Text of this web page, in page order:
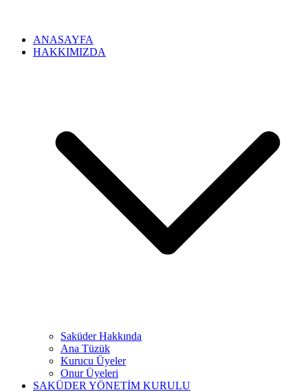
ANASAYFA
HAKKIMIZDA
Saküder Hakkında
Ana Tüzük
Kurucu Üyeler
Onur Üyeleri
SAKÜDER YÖNETİM KURULU